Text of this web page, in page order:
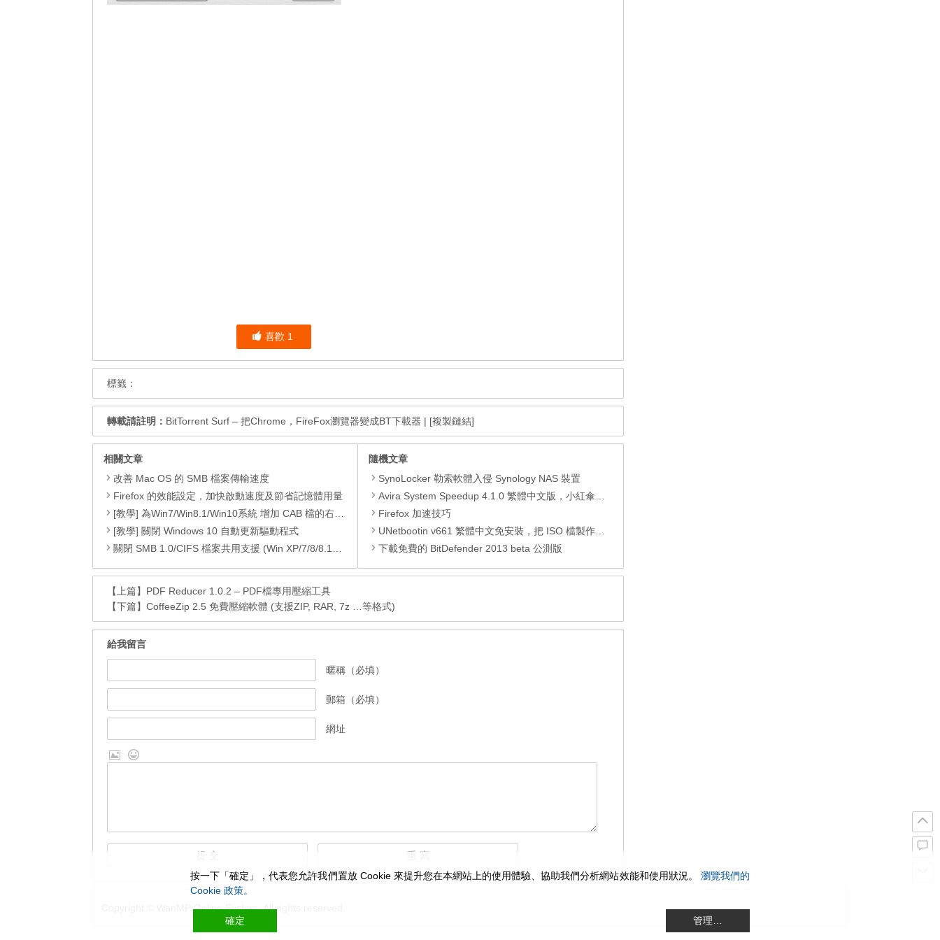
喜歡 1
標籤：
轉載請註明： BitTorrent Surf – 把Chrome，FireFox瀏覽器變成BT下載器 | [複製鏈結]
相關文章
改善 Mac OS 的 SMB 檔案傳輸速度
Firefox 的效能設定，加快啟動速度及節省記憶體用量
[教學] 為Win7/Win8.1/Win10系統 增加 CAB 檔的右鍵安裝的功能
[教學] 關閉 Windows 10 自動更新驅動程式
關閉 SMB 1.0/CIFS 檔案共用支援 (Win XP/7/8/8.1/10)
隨機文章
SynoLocker 勒索軟體入侵 Synology NAS 裝置
Avira System Speedup 4.1.0 繁體中文版，小紅傘系統加速、最佳化工具，加快電腦開機速度
Firefox 加速技巧
UNetbootin v661 繁體中文免安裝，把 ISO 檔製作成可開機的 USB 隨身碟
下載免費的 BitDefender 2013 beta 公測版
【上篇】 PDF Reducer 1.0.2 – PDF檔專用壓縮工具
【下篇】 CoffeeZip 2.5 免費壓縮軟體 (支援ZIP, RAR, 7z …等格式)
給我留言
暱稱（必填）
郵箱（必填）
網址
Copyright © WanMP Online System. All rights reserved.
按一下「確定」，代表您允許我們置放 Cookie 來提升您在本網站上的使用體驗、協助我們分析網站效能和使用狀況。 瀏覽我們的
Cookie 政策。
確定 管理…